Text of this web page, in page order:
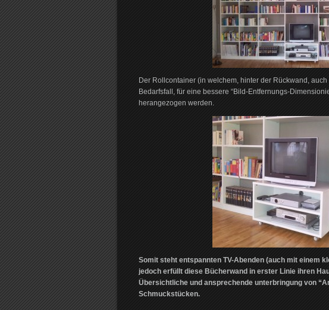
Der Rollcontainer (in welchem, hinter der Rückwand,
Bedarfsfall, für eine bessere “Bild-Entfernungs-
herangezogen werden.
Somit steht entspannten TV-Abenden (auch mit einem
jedoch erfüllt diese Bücherwand in erster Linie ihren
Übersichtliche und ansprechende unterbringung von
Schmuckstücken.